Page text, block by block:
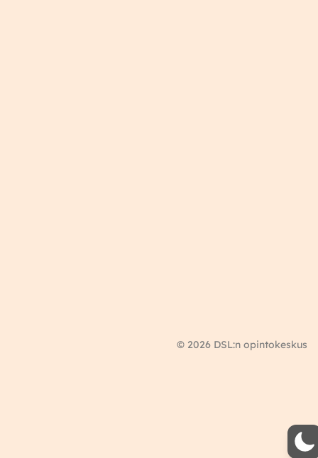
© 2026 DSL:n opintokeskus